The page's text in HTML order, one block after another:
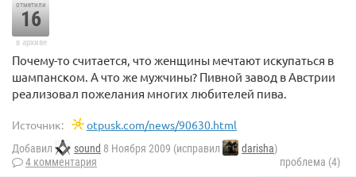
отметили
16
в архиве
Почему-то считается, что женщины мечтают искупаться в
шампанском. А что же мужчины? Пивной завод в Австрии
реализовал пожелания многих любителей пива.
Источник: otpusk.com/news/90630.html
Добавил sound 8 Ноября 2009 (исправил darisha)
4 комментария
проблема (4)